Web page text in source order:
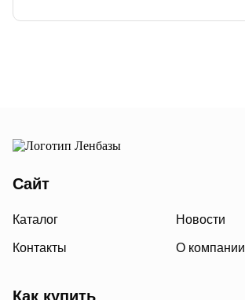
Сайт
Каталог Новости
Контакты О компании
Как купить